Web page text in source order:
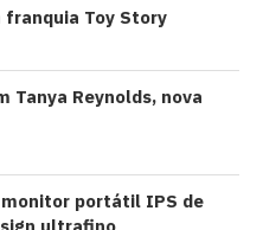
franquia Toy Story
Tanya Reynolds, nova
monitor portátil IPS de